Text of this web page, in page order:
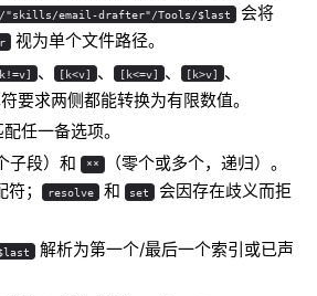
"skills/email-drafter"/Tools/$last 会将
视为单个文件路径。
、 [k<v] 、 [k<=v] 、 [k>v] 、
要求两侧都能转换为有限数值。
配任一备选项。
子段）和 ** （零个或多个，递归）。
符； resolve 和 set
会因存在歧义而拒
解析为第一个/最后一个索引或已声